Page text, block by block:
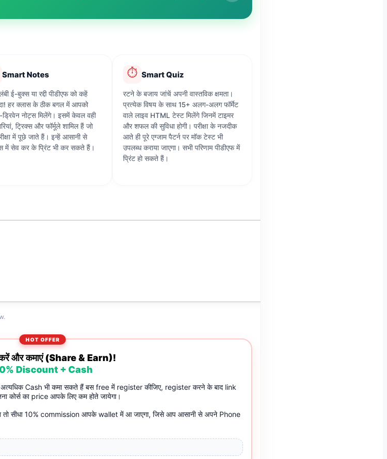
Smart Notes
ई-बुक्स या रद्दी पीडीएफ को कहें
हर क्लास के ठीक बगल में आपको
ड्रिवेन नोट्स मिलेंगे। इसमें केवल वही
ट्रिक्स और फॉर्मूले शामिल हैं जो
में पूछे जाते हैं। इन्हें आसानी से
में सेव कर के प्रिंट भी कर सकते हैं।
⏱️ Smart Quiz
रटने के बजाय जांचें अपनी वास्तविक क्षमता।
प्रत्येक विषय के साथ 15+ अलग-अलग फॉर्मेट
वाले लाइव HTML टेस्ट मिलेंगे जिनमें टाइमर
और शफल की सुविधा होगी। परीक्षा के नजदीक
आते ही पूरे एग्जाम पैटर्न पर मॉक टेस्ट भी
उपलब्ध कराया जाएगा। सभी परिणाम पीडीएफ में
प्रिंट हो सकते हैं।
HOT OFFER
और कमाएं (Share & Earn)!
Discount + Cash
अत्यधिक Cash भी कमा सकते हैं बस free में register कीजिए, register करने के बाद link
का price आपके लिए कम होते जायेगा।
सीधा 10% commission आपके wallet में आ जाएगा, जिसे आप आसानी से अपने Phone